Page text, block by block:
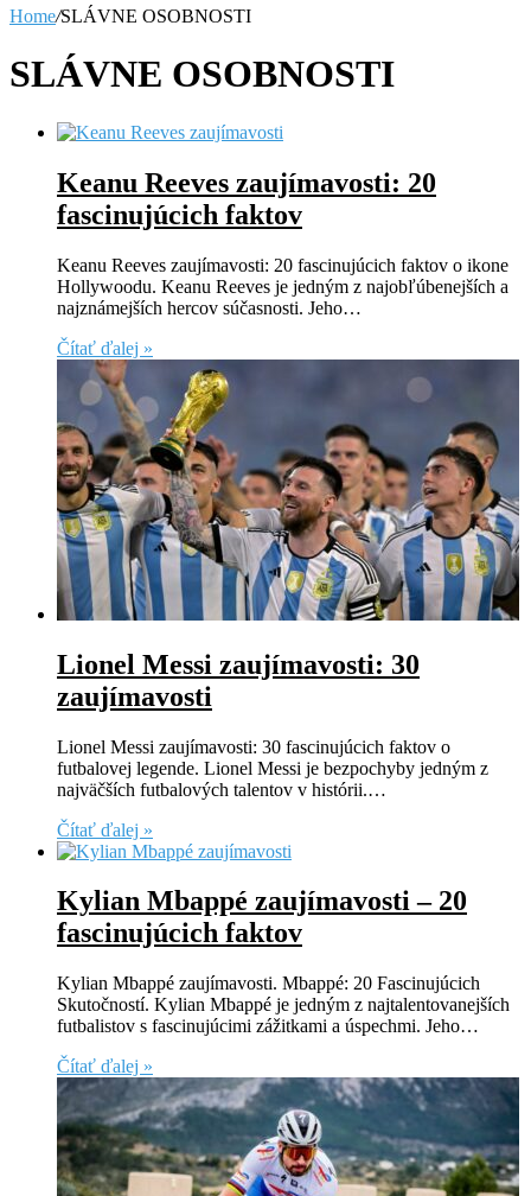
Home/SLÁVNE OSOBNOSTI
SLÁVNE OSOBNOSTI
Keanu Reeves zaujímavosti: 20
fascinujúcich faktov
Keanu Reeves zaujímavosti: 20 fascinujúcich faktov o ikone
Hollywoodu. Keanu Reeves je jedným z najobľúbenejších a
najznámejších hercov súčasnosti. Jeho…
Čítať ďalej »
Lionel Messi zaujímavosti: 30
zaujímavosti
Lionel Messi zaujímavosti: 30 fascinujúcich faktov o
futbalovej legende. Lionel Messi je bezpochyby jedným z
najväčších futbalových talentov v histórii.…
Čítať ďalej »
Kylian Mbappé zaujímavosti – 20
fascinujúcich faktov
Kylian Mbappé zaujímavosti. Mbappé: 20 Fascinujúcich
Skutočností. Kylian Mbappé je jedným z najtalentovanejších
futbalistov s fascinujúcimi zážitkami a úspechmi. Jeho…
Čítať ďalej »